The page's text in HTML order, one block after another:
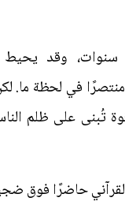
وقد يحيط
في لحظة ما.
تُبنى على ظلم
حاضرًا فوق